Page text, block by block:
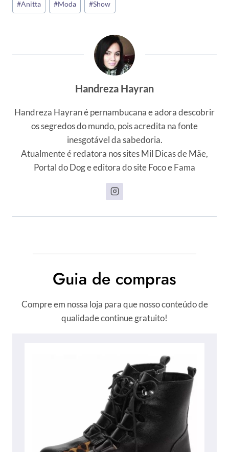
do
#Anitta #Moda #Show
Handreza Hayran
Handreza Hayran é pernambucana e adora descobrir
os segredos do mundo, pois acredita na fonte
inesgotável da sabedoria.
Atualmente é redatora nos sites Mil Dicas de Mãe,
Portal do Dog e editora do site Foco e Fama
Guia de compras
Compre em nossa loja para que nosso conteúdo de
qualidade continue gratuito!